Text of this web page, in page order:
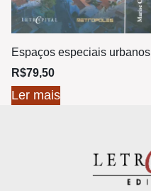
Espaços especiais urbanos
R$79,50
Ler mais